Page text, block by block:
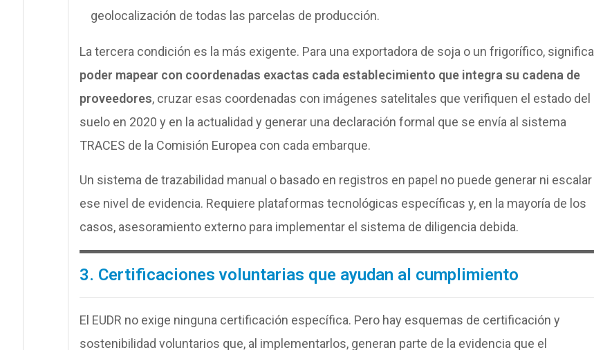
geolocalización de todas las parcelas de producción.
La tercera condición es la más exigente. Para una exportadora de soja o un frigorífico, significa
poder mapear con coordenadas exactas cada establecimiento que integra su cadena de
proveedores, cruzar esas coordenadas con imágenes satelitales que verifiquen el estado del
suelo en 2020 y en la actualidad y generar una declaración formal que se envía al sistema
TRACES de la Comisión Europea con cada embarque.
Un sistema de trazabilidad manual o basado en registros en papel no puede generar ni escalar
ese nivel de evidencia. Requiere plataformas tecnológicas específicas y, en la mayoría de los
casos, asesoramiento externo para implementar el sistema de diligencia debida.
3. Certificaciones voluntarias que ayudan al cumplimiento
El EUDR no exige ninguna certificación específica. Pero hay esquemas de certificación y
sostenibilidad voluntarios que, al implementarlos, generan parte de la evidencia que el